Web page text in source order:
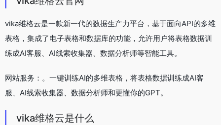
vika维格云是一款新一代的数据生产力平台，基于面向API的多维
表格，集成了电子表格和数据库的功能，允许用户将表格数据训
练成AI客服、AI线索收集器、数据分析师等智能工具。
网站服务：。一键训练AI的多维表格，将表格数据训练成AI客
服、AI线索收集器、数据分析师和更懂你的GPT。
vika维格云是什么